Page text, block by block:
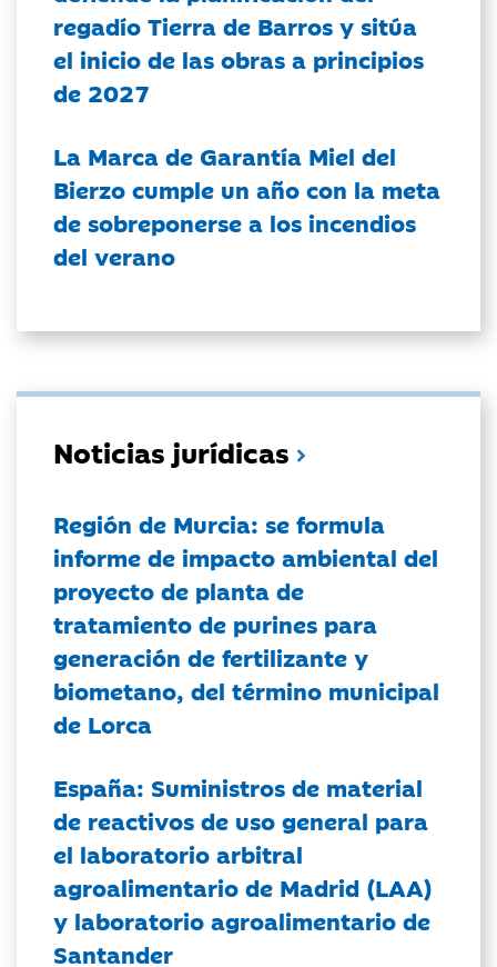
regadío Tierra de Barros y sitúa
el inicio de las obras a principios
de 2027
La Marca de Garantía Miel del
Bierzo cumple un año con la meta
de sobreponerse a los incendios
del verano
Noticias jurídicas
Región de Murcia: se formula
informe de impacto ambiental del
proyecto de planta de
tratamiento de purines para
generación de fertilizante y
biometano, del término municipal
de Lorca
España: Suministros de material
de reactivos de uso general para
el laboratorio arbitral
agroalimentario de Madrid (LAA)
y laboratorio agroalimentario de
Santander